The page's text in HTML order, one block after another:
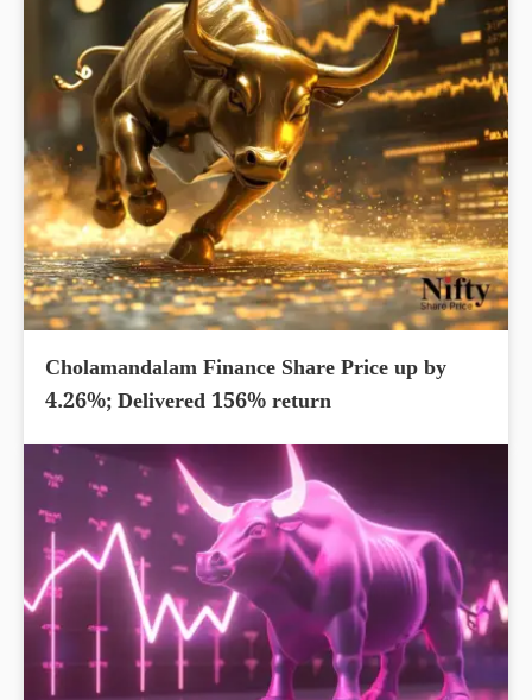
Cholamandalam Finance Share Price up by
4.26%; Delivered 156% return